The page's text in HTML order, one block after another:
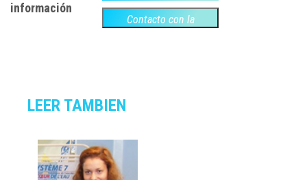
información
Contacto con la
LEER TAMBIEN